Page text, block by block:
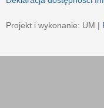
Projekt i wykonanie: UM |